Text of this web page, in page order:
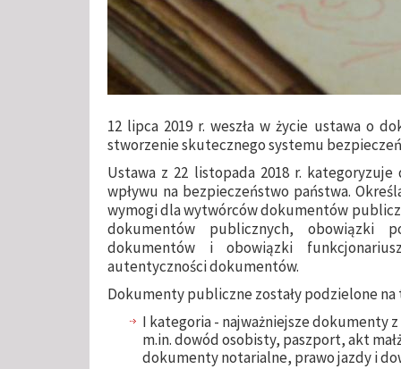
12 lipca 2019 r. weszła w życie ustawa o
stworzenie skutecznego systemu
Ustawa z 22 listopada 2018 r.
wpływu na bezpieczeństwo państwa.
wymogi dla wytwórców dokumentów
dokumentów publicznych, obowiązki
dokumentów i obowiązki
autentyczności dokumentów.
Dokumenty publiczne zostały podzielone
I kategoria - najważniejsze dokumenty
m.in. dowód osobisty, paszport, akt
dokumenty notarialne, prawo jazdy i